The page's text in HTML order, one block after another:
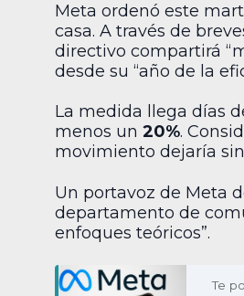
Meta ordenó este
casa. A través de
directivo compartirá
desde su “año de la
La medida llega días
menos un 20%.
movimiento dejaría
Un portavoz de Meta
departamento de
enfoques teóricos”.
Te